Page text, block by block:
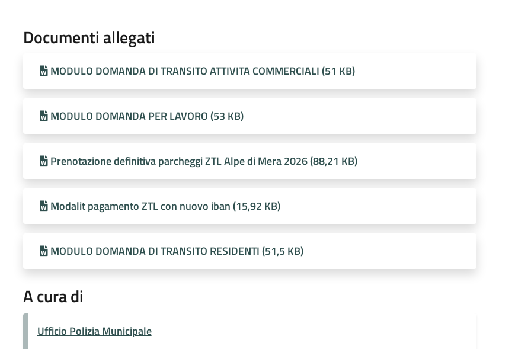
Documenti allegati
MODULO DOMANDA DI TRANSITO ATTIVITA COMMERCIALI (51 KB)
MODULO DOMANDA PER LAVORO (53 KB)
Prenotazione definitiva parcheggi ZTL Alpe di Mera 2026 (88,21 KB)
Modalit pagamento ZTL con nuovo iban (15,92 KB)
MODULO DOMANDA DI TRANSITO RESIDENTI (51,5 KB)
A cura di
Ufficio Polizia Municipale